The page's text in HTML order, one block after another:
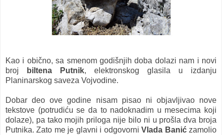
Kao i obično, sa smenom godišnjih doba dolazi nam i novi
broj
biltena Putnik, elektronskog glasila u izdanju
Planinarskog saveza Vojvodine.
Dobar deo ove godine nisam pisao ni objavljivao nove
tekstove (potrudiću se da to nadoknadim u mesecima koji
dolaze), pa tako mojih priloga nije bilo ni u prošla dva broja
Putnika. Zato me je glavni i odgovorniVlada Banićzamolio